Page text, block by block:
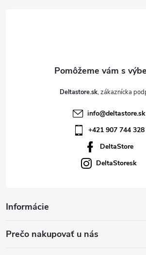
Deltastore.sk
info@deltastore.sk
+421 907 744 328
DeltaStore
DeltaStoresk
Informácie
Prečo nakupovať u nás